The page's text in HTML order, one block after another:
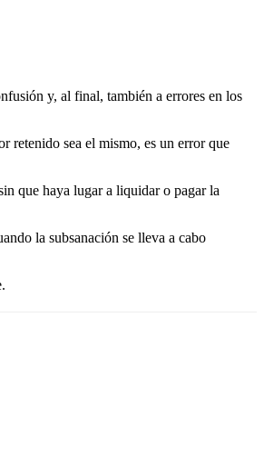
y, al final, también a errores en los
retenido sea el mismo, es un error que
que haya lugar a liquidar o pagar la
la subsanación se lleva a cabo